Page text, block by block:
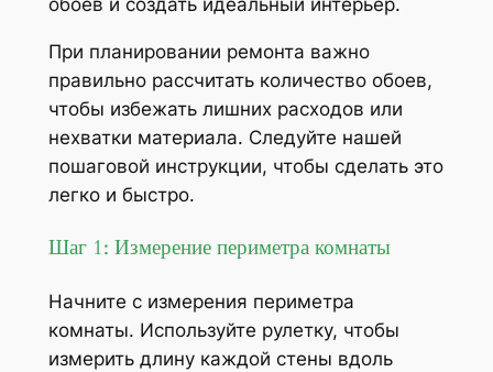
обоев и создать идеальный интерьер.
При планировании ремонта важно
правильно рассчитать количество обоев,
чтобы избежать лишних расходов или
нехватки материала. Следуйте нашей
пошаговой инструкции, чтобы сделать это
легко и быстро.
Шаг 1: Измерение периметра комнаты
Начните с измерения периметра
комнаты. Используйте рулетку, чтобы
измерить длину каждой стены вдоль